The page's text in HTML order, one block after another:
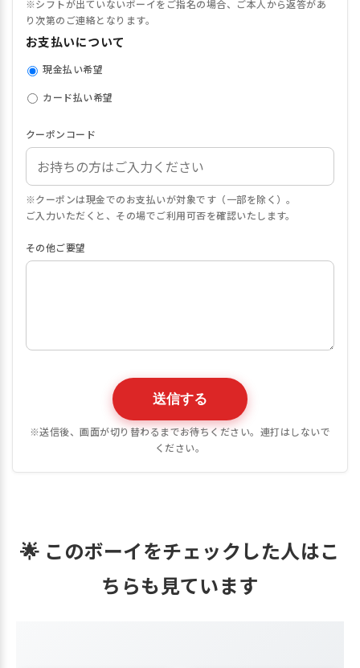
※シフトが出ていないボーイをご指名の場合、ご本人から返答があ
り次第のご連絡となります。
お支払いについて
現金払い希望
カード払い希望
クーポンコード
※クーポンは現金でのお支払いが対象です（一部を除く）。
ご入力いただくと、その場でご利用可否を確認いたします。
その他ご要望
送信する
※送信後、画面が切り替わるまでお待ちください。連打はしないで
ください。
🌟 このボーイをチェックした人はこ
ちらも見ています